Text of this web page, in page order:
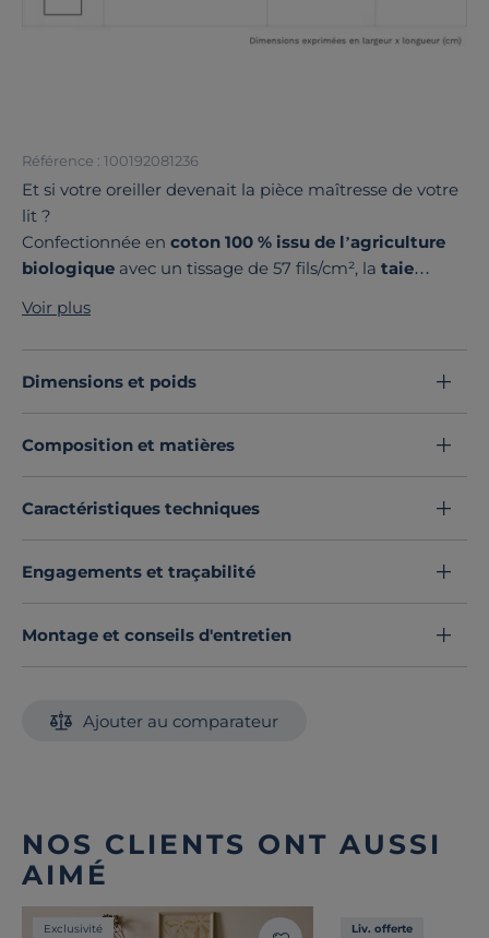
Référence : 100192081236
Et si votre oreiller devenait la pièce maîtresse de votre
lit ?
Confectionnée en coton 100 % issu de l’agriculture
biologique avec un tissage de 57 fils/cm², la taie
est disponible dans une
de formatspour s’adapter à toutes vos envies déco.
Fabriquée avec soin en France
indispensable au charme intemporel.
Adoptez cette taie d’oreiller et transformez vos nuits
en moments de pur bien-être.
Voir plus
Dimensions et poids
Composition et matières
Caractéristiques techniques
Engagements et traçabilité
Montage et conseils d'entretien
Ajouter au comparateur
NOS CLIENTS ONT AUSSI
AIMÉ
Exclusivité Liv. offerte